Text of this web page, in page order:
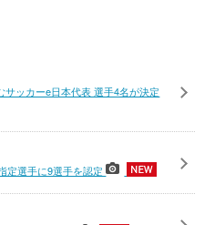
サッカーe日本代表 選手4名が決定
定選手に9選手を認定